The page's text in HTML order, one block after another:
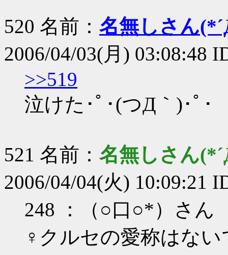
520 名前： 名無しさん
2006/04/03(月) 03:08:48
>>519
泣けた･ﾟ･(つД｀)･ﾟ･
521 名前： 名無しさん
2006/04/04(火) 10:09:21
248 ：（○口○*）さん
♀クルセの愛称はない